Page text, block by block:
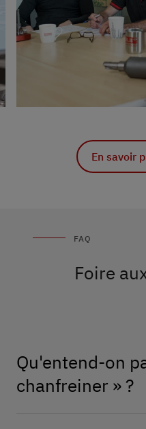
En savoir
FAQ
Foire
Qu'entend-on
chanfreiner » ?